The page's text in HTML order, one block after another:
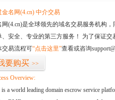
金名网(4.cn) 中介交易
网(4.cn)是全球领先的域名交易服务机构
、安全、专业的第三方服务！ 为了保证
交易流程可“点击这里”查看或咨询
要购买 >>
Overview:
is a world leading domain escrow service